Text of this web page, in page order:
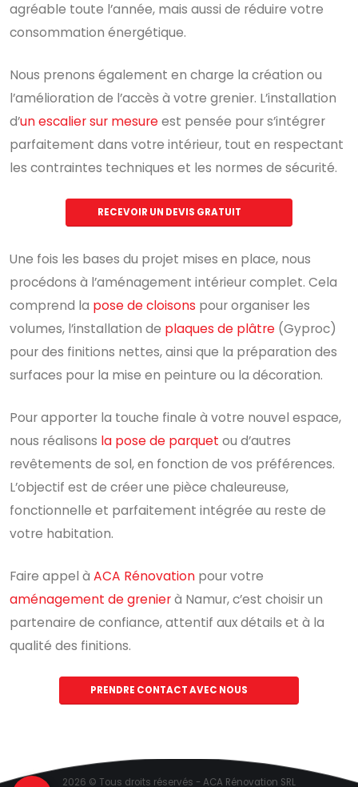
agréable toute l’année, mais aussi de réduire votre
consommation énergétique.
Nous prenons également en charge la création ou
l’amélioration de l’accès à votre grenier. L’installation
d’un escalier sur mesureest pensée pour s’intégrer
parfaitement dans votre intérieur, tout en respectant
les contraintes techniques et les normes de sécurité.
RECEVOIR UN DEVIS GRATUIT
Une fois les bases du projet mises en place, nous
procédons à l’aménagement intérieur complet. Cela
comprend la pose de cloisons pour organiser les
volumes, l’installation de plaques de plâtre (Gyproc)
pour des finitions nettes, ainsi que la préparation des
surfaces pour la mise en peinture ou la décoration.
Pour apporter la touche finale à votre nouvel espace,
nous réalisons la pose de parquet ou d’autres
revêtements de sol, en fonction de vos préférences.
L’objectif est de créer une pièce chaleureuse,
fonctionnelle et parfaitement intégrée au reste de
votre habitation.
Faire appel à ACA Rénovation pour votre
aménagement de grenierà Namur, c’est choisir un
partenaire de confiance, attentif aux détails et à la
qualité des finitions.
PRENDRE CONTACT AVEC NOUS
2026 © Tous droits réservés - ACA Rénovation SRL